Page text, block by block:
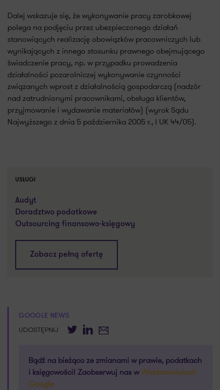
Dalej wskazuje się, że wykonywanie pracy zarobkowej
polega na podjęciu przez ubezpieczonego działań
stanowiących realizację obowiązków pracowniczych lub
wynikających z innego stosunku prawnego obejmującego
świadczenie pracy, np. w przypadku prowadzenia
działalności pozarolniczej wykonywanie czynności
związanych wprost z działalnością gospodarczą (nadzór
nad zatrudnionymi pracownikami, obsługa klientów,
przyjmowanie i wydawanie materiałów) (wyrok Sądu
Najwyższego z dnia 5 października 2005 r., I UK 44/05).
USŁUGI
Audyt
Doradztwo podatkowe
Outsourcing finansowo-księgowy
Zobacz pełną ofertę
GOOGLE NEWS
UDOSTĘPNIJ TwitterLinkedIn
E-mail
Bądź na bieżąco ze zmianami w prawie, podatkach
i księgowości! Zaobserwuj nas wWiadomościach
Google